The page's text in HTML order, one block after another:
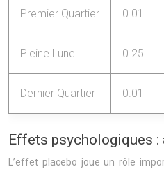
Premier Quartier 0.01
Pleine Lune 0.25
Dernier Quartier 0.01
Effets psychologiques
L’effet placebo joue un rôle